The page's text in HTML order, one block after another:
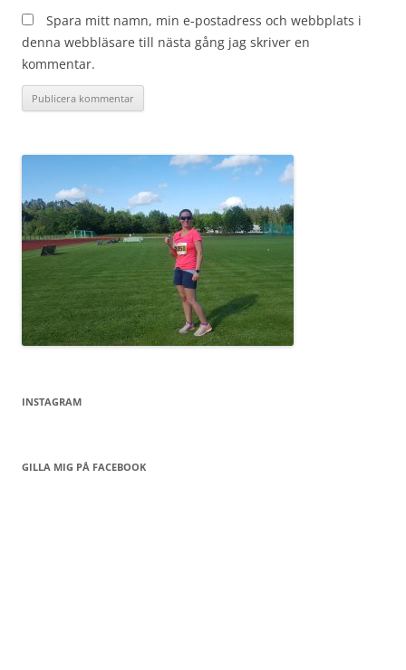
Spara mitt namn, min e-postadress och webbplats i
denna webbläsare till nästa gång jag skriver en
kommentar.
INSTAGRAM
GILLA MIG PÅ FACEBOOK